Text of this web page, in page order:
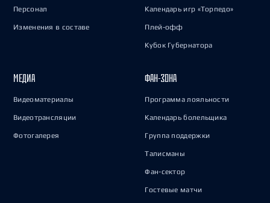
Персонал
Изменения в составе
Календарь игр «Торпедо»
Плей-офф
Кубок Губернатора
МЕДИА
Видеоматериалы
Видеотрансляции
Фотогалерея
ФАН-ЗОНА
Программа лояльности
Календарь болельщика
Группа поддержки
Талисманы
Фан-сектор
Гостевые матчи